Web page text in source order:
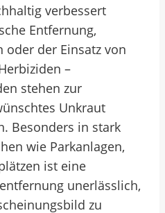
verbessert
Entfernung,
der Einsatz von
–
stehen zur
Unkraut
Besonders in stark
wie Parkanlagen,
ist eine
unerlässlich,
zu